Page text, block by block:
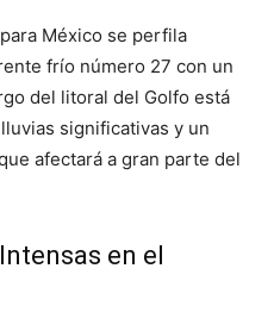
México se perfila
frío número 27 con un
del litoral del Golfo está
significativas y un
afectará a gran parte del
en el